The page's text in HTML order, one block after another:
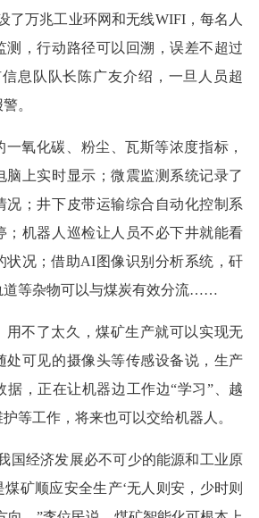
了万兆工业环网和无线WIFI，每名人
测，行动路径可以回溯，误差不超过
息队队长陈广友介绍，一旦人员超
。
一氧化碳、粉尘、瓦斯等浓度指标，
脑上实时显示；微震监测系统记录了
况；井下皮带运输综合自动化控制系
；机器人巡检让人员不必下井就能看
状况；借助AI图像识别分析系统，矸
道等杂物可以与煤炭有效分流……
用不了太久，煤矿生产就可以实现无
处可见的摄像头等传感设备说，生产
据，正在让机器边工作边“学习”、越
等工作，将来也可以交给机器人。
国经济发展必不可少的能源和工业原
矿顺应安全生产‘无人则安，少时则